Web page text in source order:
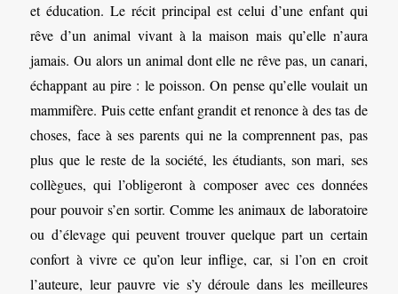
et éducation. Le récit principal est celui d’une enfant qui
rêve d’un animal vivant à la maison mais qu’elle n’aura
jamais. Ou alors un animal dont elle ne rêve pas, un canari,
échappant au pire : le poisson. On pense qu’elle voulait un
mammifère. Puis cette enfant grandit et renonce à des tas de
choses, face à ses parents qui ne la comprennent pas, pas
plus que le reste de la société, les étudiants, son mari, ses
collègues, qui l’obligeront à composer avec ces données
pour pouvoir s’en sortir. Comme les animaux de laboratoire
ou d’élevage qui peuvent trouver quelque part un certain
confort à vivre ce qu’on leur inflige, car, si l’on en croit
l’auteure, leur pauvre vie s’y déroule dans les meilleures